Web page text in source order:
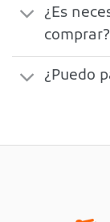
¿Es
comprar?
¿Puedo